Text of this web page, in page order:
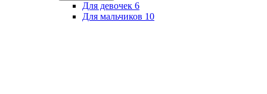
Для девочек 6
Для мальчиков 10